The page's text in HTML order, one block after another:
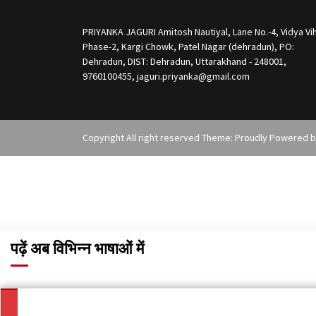
PRIYANKA JAGURI Amitosh Nautiyal, Lane No.-4, Vidya
Phase-2, Kargi Chowk, Patel Nagar (dehradun), PO:
Dehradun, DIST: Dehradun, Uttarakhand - 248001,
9760100455, jaguri.priyanka@gmail.com
Copyright All right reserved Theme: Proudly Powered
पढ़ें अब विभिन्न भाषाओं में